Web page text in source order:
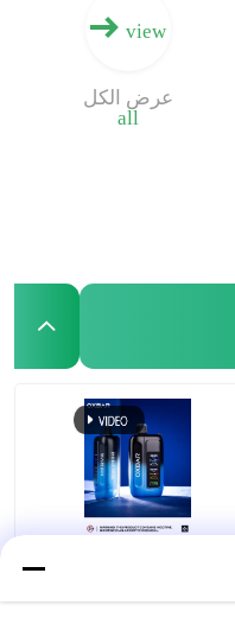
view
all
عرض الكل
OXBAR ICE NIC 35000